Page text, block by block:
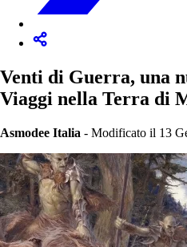
Venti di Guerra, una
Viaggi nella Terra di
Asmodee Italia - Modificato il 13